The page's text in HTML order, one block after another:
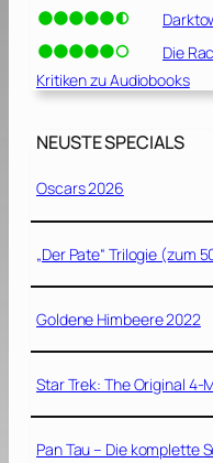
Die
Kritiken zu Audiobooks
NEUSTE SPECIALS
Oscars 2026
„Der Pate“ Trilogie (zum
Goldene Himbeere 2022
Star Trek: The Original 4-
Pan Tau – Die komplette